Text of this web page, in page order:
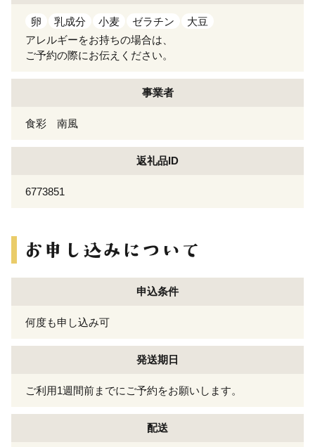
卵 乳成分 小麦 ゼラチン
大豆
アレルギーをお持ちの場合は、
ご予約の際にお伝えください。
事業者
食彩 南風
返礼品ID
6773851
申込条件
何度も申し込み可
発送期日
ご利用1週間前までにご予約をお願いします。
配送